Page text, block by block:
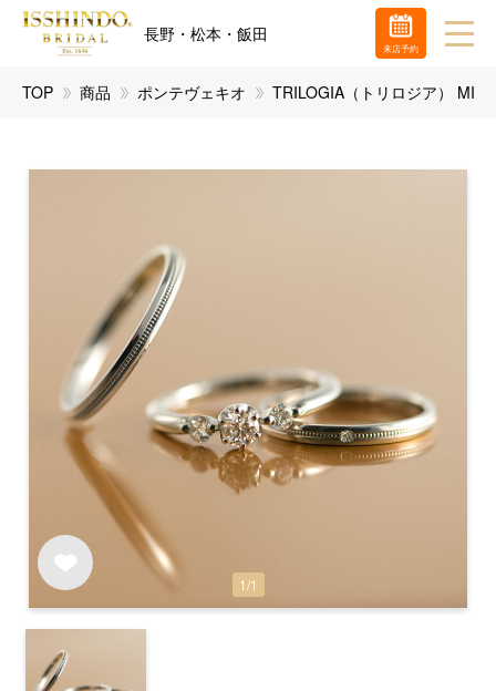
長野・松本・飯田
TOP 商品 ポンテヴェキオ TRILOGIA（トリロジア）
1/1
来店予約